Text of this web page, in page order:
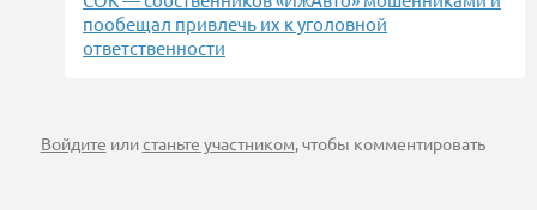
пообещал привлечь их к уголовной
ответственности
Войдите илистаньте участником, чтобы комментировать